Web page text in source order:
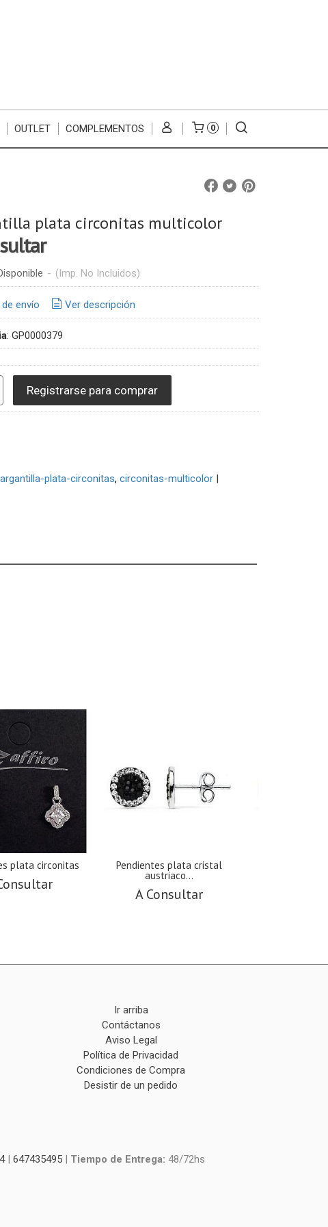
OUTLET COMPLEMENTOS 0
plata circonitas multicolor
- (Imp. No Incluidos)
envío Ver descripción
: GP0000379
Registrarse para comprar
plata-circonitas circonitas-multicolor |
plata circonitas Pendientes plata cristal
austriaco...
A Consultar
Ir arriba
Contáctanos
Aviso Legal
Política de Privacidad
Condiciones de Compra
Desistir de un pedido
| 647435495| Tiempo de Entrega: 48/72hs